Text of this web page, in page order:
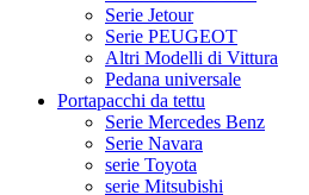
Serie Jetour
Serie PEUGEOT
Altri Modelli di Vittura
Pedana universale
Portapacchi da tettu
Serie Mercedes Benz
Serie Navara
serie Toyota
serie Mitsubishi